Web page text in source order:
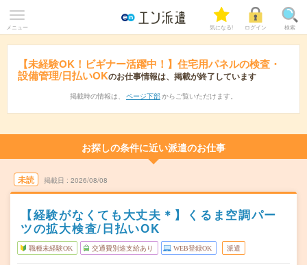
メニュー 気になる! ログイン 検索
【未経験OK！ビギナー活躍中！】住宅用パネルの検査・
設備管理/日払いOKのお仕事情報は、掲載が終了しています
掲載時の情報は、 ページ下部 からご覧いただけます。
お探しの条件に近い派遣のお仕事
未読 掲載日 2026/08/08
【経験がなくても大丈夫＊】くるま空調パー
ツの拡大検査/日払いOK
職種未経験OK 交通費別途支給あり WEB登録OK 派遣